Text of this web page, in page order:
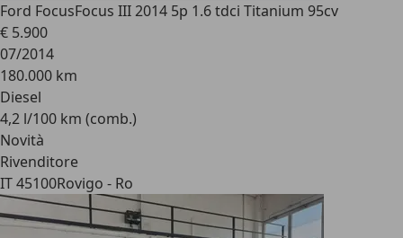
Ford FocusFocus III 2014 5p 1.6 tdci Titanium 95cv
€ 5.900
07/2014
180.000 km
Diesel
4,2 l/100 km (comb.)
Novità
Rivenditore
IT 45100Rovigo - Ro